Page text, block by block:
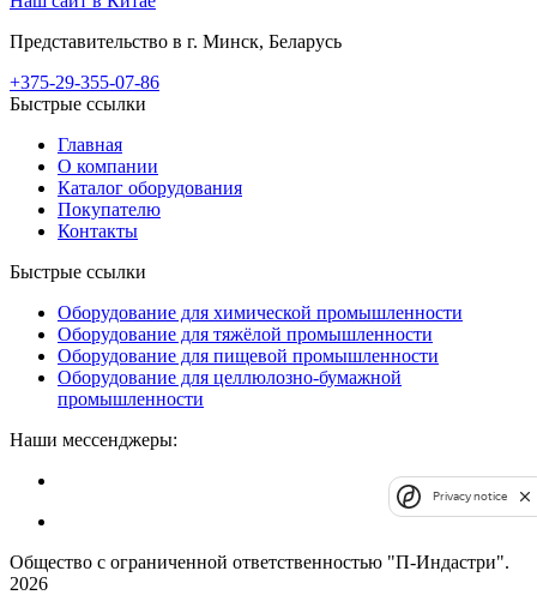
Представительство в г. Минск, Беларусь
+375-29-355-07-86
Быстрые ссылки
Главная
О компании
Каталог оборудования
Покупателю
Контакты
Быстрые ссылки
Оборудование для химической промышленности
Оборудование для тяжёлой промышленности
Оборудование для пищевой промышленности
Оборудование для целлюлозно-бумажной
промышленности
Наши мессенджеры:
Общество с ограниченной ответственностью "П-Индастри".
2026
Privacy notice